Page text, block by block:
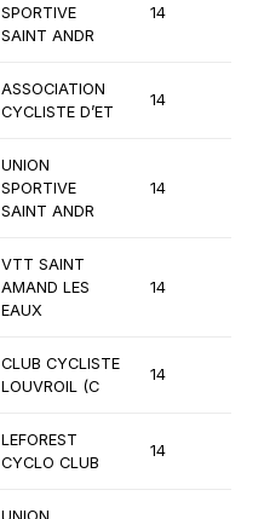
SPORTIVE
SAINT ANDR
14
ASSOCIATION
CYCLISTE D’ET
14
UNION
SPORTIVE
SAINT ANDR
14
VTT SAINT
AMAND LES
EAUX
14
CLUB CYCLISTE
LOUVROIL (C
14
LEFOREST
CYCLO CLUB
14